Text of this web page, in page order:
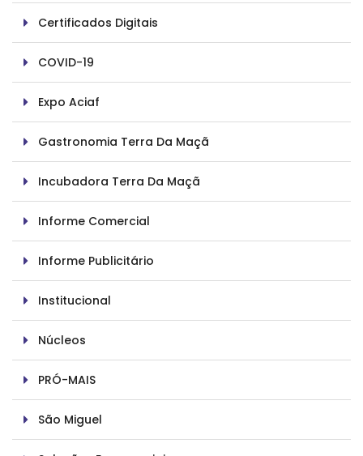
Certificados Digitais
COVID-19
Expo Aciaf
Gastronomia Terra Da Maçã
Incubadora Terra Da Maçã
Informe Comercial
Informe Publicitário
Institucional
Núcleos
PRÓ-MAIS
São Miguel